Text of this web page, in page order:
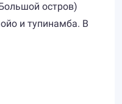
остров)
и тупинамба. В